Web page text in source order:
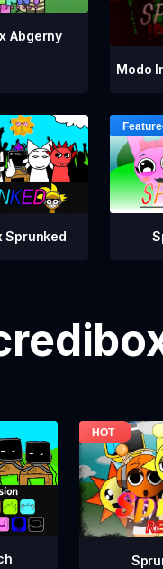
Abgerny
Modo
Sprunked